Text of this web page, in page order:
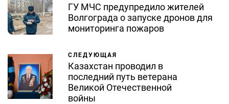
ГУ МЧС предупредило жителей
Волгограда о запуске дронов для
мониторинга пожаров
СЛЕДУЮЩАЯ
Казахстан проводил в
последний путь ветерана
Великой Отечественной
войны